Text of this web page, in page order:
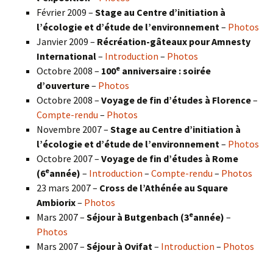
Février 2009 – Stage au Centre d’initiation à
l’écologie et d’étude de l’environnement– Photos
Janvier 2009 – Récréation-gâteaux pour Amnesty
International– Introduction – Photos
Octobre 2008 – 100e anniversaire : soirée
d’ouverture– Photos
Octobre 2008 – Voyage de fin d’études à Florence–
Compte-rendu – Photos
Novembre 2007 – Stage au Centre d’initiation à
l’écologie et d’étude de l’environnement– Photos
Octobre 2007 – Voyage de fin d’études à Rome
(6eannée) – Introduction – Compte-rendu – Photos
23 mars 2007 – Cross de l’Athénée au Square
Ambiorix– Photos
Mars 2007 – Séjour à Butgenbach (3eannée) –
Photos
Mars 2007 – Séjour à Ovifat– Introduction – Photos